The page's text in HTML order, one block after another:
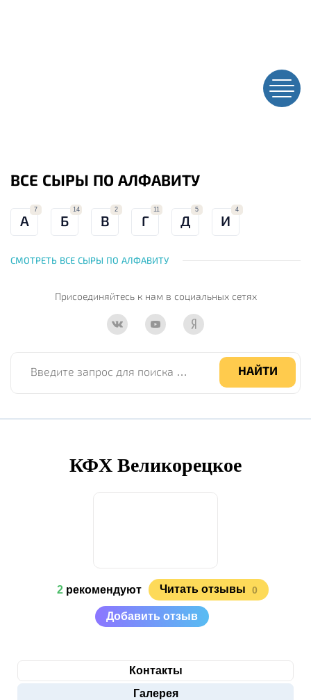
ВСЕ СЫРЫ ПО АЛФАВИТУ
А
7
Б
14
В
2
Г
11
Д
5
И
4
СМОТРЕТЬ ВСЕ СЫРЫ ПО АЛФАВИТУ
Присоединяйтесь к намв социальных сетях
НАЙТИ
КФХ Великорецкое
2рекомендуют Читать отзывы 0
Добавить отзыв
Контакты
Галерея